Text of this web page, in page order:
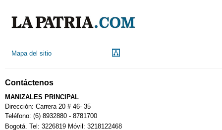
Mapa del sitio
Contáctenos
MANIZALES PRINCIPAL
Dirección: Carrera 20 # 46- 35
Teléfono: (6) 8932880 - 8781700
Bogotá. Tel: 3226819 Móvil: 3218122468